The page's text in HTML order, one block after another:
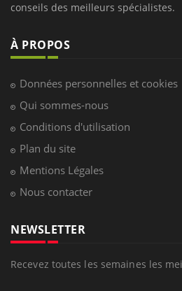
conseils des meilleurs spécialistes.
À PROPOS
Données personnelles et cookies
Qui sommes-nous
Conditions d'utilisation
Plan du site
Mentions Légales
Nous contacter
NEWSLETTER
Recevez toutes les semaines les